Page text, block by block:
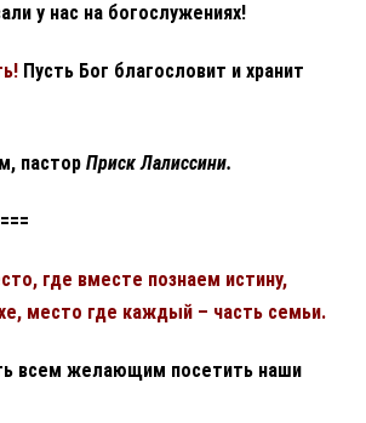
у нас на богослужениях!
Пусть Бог благословит и хранит
пастор Приск Лалиссини.
где вместе познаем истину,
место где каждый – часть семьи.
всем желающим посетить наши